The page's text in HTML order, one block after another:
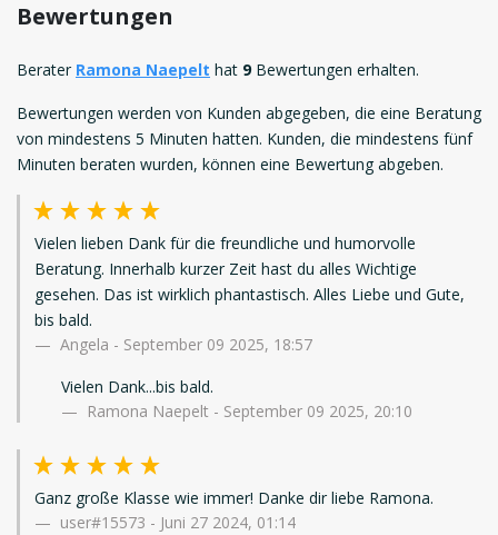
Bewertungen
Berater Ramona Naepelt hat 9Bewertungen erhalten.
Bewertungen werden von Kunden abgegeben, die eine Beratung
von mindestens 5 Minuten hatten. Kunden, die mindestens fünf
Minuten beraten wurden, können eine Bewertung abgeben.
Vielen lieben Dank für die freundliche und humorvolle
Beratung. Innerhalb kurzer Zeit hast du alles Wichtige
gesehen. Das ist wirklich phantastisch. Alles Liebe und Gute,
bis bald.
Angela - September 09 2025, 18:57
Vielen Dank...bis bald.
Ramona Naepelt - September 09 2025, 20:10
Ganz große Klasse wie immer! Danke dir liebe Ramona.
user#15573 - Juni 27 2024, 01:14